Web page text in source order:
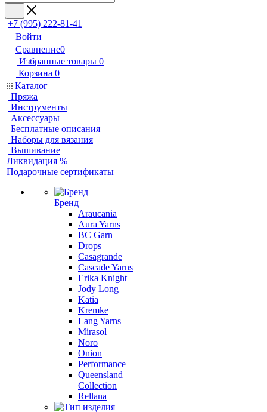
+7 (995) 222-81-41
Войти
Сравнение0
Избранные товары 0
Корзина 0
Каталог
Пряжа
Инструменты
Аксессуары
Бесплатные описания
Наборы для вязания
Вышивание
Ликвидация %
Подарочные сертификаты
Бренд
Araucania
Aura Yarns
BC Garn
Drops
Casagrande
Cascade Yarns
Erika Knight
Jody Long
Katia
Kremke
Lang Yarns
Mirasol
Noro
Onion
Performance
Queensland
Collection
Rellana